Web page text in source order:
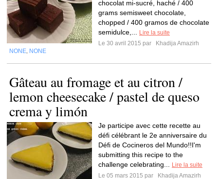
chocolat mi-sucré, haché / 400
grams semisweet chocolate,
chopped / 400 gramos de chocolate
semidulce,...
Lire la suite
Le 30 avril 2015 par
Khadija Amazirh
NONE NONE
Gâteau au fromage et au citron /
lemon cheesecake / pastel de queso
crema y limón
Je participe avec cette recette au
défi célébrant le 2e anniversaire du
Défi de Cocineros del Mundo!!I'm
submitting this recipe to the
challenge celebrating...
Lire la suite
Le 05 mars 2015 par
Khadija Amazirh